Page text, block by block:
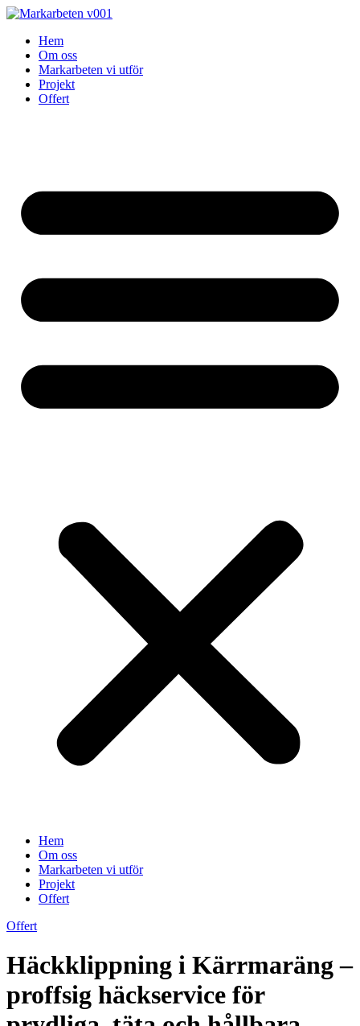
Skip
contentHem
Om oss
Markarbeten vi utför
Projekt
Offert
Hem
Om oss
Markarbeten vi utför
Projekt
Offert
Offert
Häckklippning i Kärrmaräng –
proffsig häckservice för